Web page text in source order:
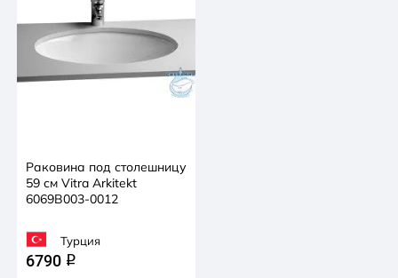
Раковина под столешницу
59 см Vitra Arkitekt
6069B003-0012
Турция
6790 q